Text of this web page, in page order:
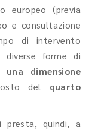
europeo (previa
e consultazione
di intervento
forme di
dimensione
del quarto
presta, quindi, a